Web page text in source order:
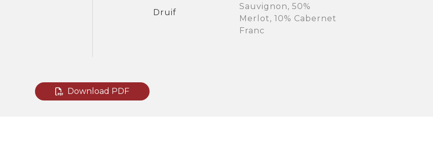
Druif
Sauvignon, 50%
Merlot, 10% Cabernet
Franc
Download PDF